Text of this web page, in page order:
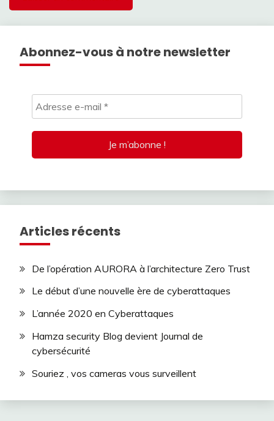
Abonnez-vous à notre newsletter
Articles récents
De l’opération AURORA à l’architecture Zero Trust
Le début d’une nouvelle ère de cyberattaques
L’année 2020 en Cyberattaques
Hamza security Blog devient Journal de
cybersécurité
Souriez , vos cameras vous surveillent